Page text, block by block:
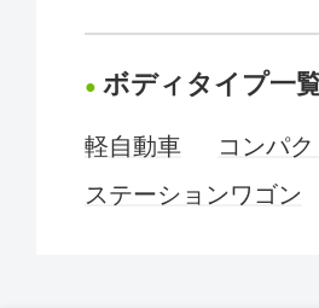
ボディタイプ一
軽自動車 コンパ
ステーションワゴン